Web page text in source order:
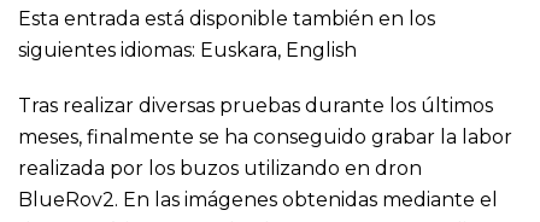
Esta entrada está disponible también en los
siguientes idiomas: Euskara, English
Tras realizar diversas pruebas durante los últimos
meses, finalmente se ha conseguido grabar la labor
realizada por los buzos utilizando en dron
BlueRov2. En las imágenes obtenidas mediante el